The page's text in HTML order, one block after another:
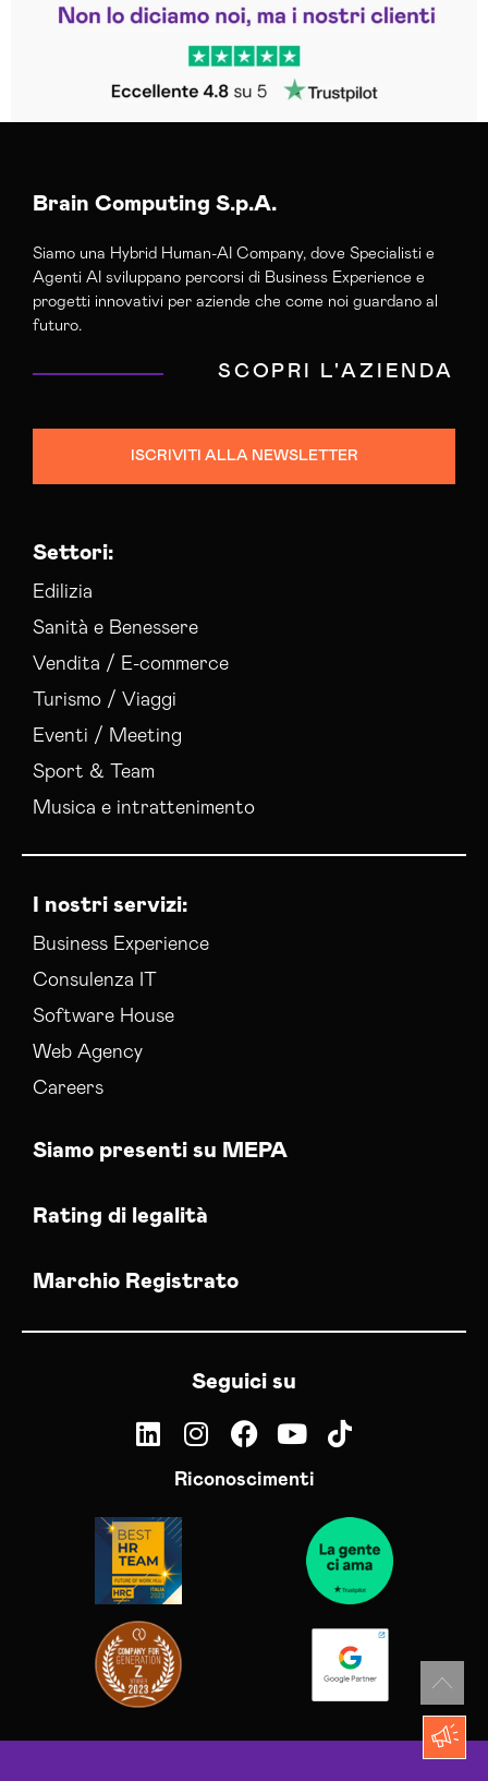
Trustpilot
Brain Computing S.p.A.
Siamo una Hybrid Human-AI Company, dove Specialisti e
Agenti AI sviluppano percorsi di Business Experience e
progetti innovativi per aziende che come noi guardano al
futuro.
SCOPRI L'AZIENDA
ISCRIVITI ALLA NEWSLETTER
Settori:
Edilizia
Sanità e Benessere
Vendita / E-commerce
Turismo / Viaggi
Eventi / Meeting
Sport & Team
Musica e intrattenimento
I nostri servizi:
Business Experience
Consulenza IT
Software House
Web Agency
Careers
Siamo presenti su MEPA
Rating di legalità
Marchio Registrato
Seguici su
Riconoscimenti